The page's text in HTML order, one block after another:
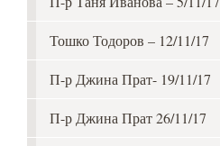
Тошко Тодоров – 12/11/17
П-р Джина Прат- 19/11/17
П-р Джина Прат 26/11/17